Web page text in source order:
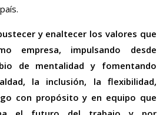
y enaltecer los valores que
empresa, impulsando desde
de mentalidad y fomentando
la inclusión, la flexibilidad,
con propósito y en equipo que